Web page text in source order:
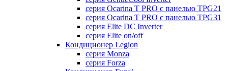
серия Ocarina T PRO c панелью TPG21
серия Ocarina T PRO c панелью TPG31
серия Elite DC Inverter
серия Elite on/off
Кондиционер Legion
серия Monza
серия Forza